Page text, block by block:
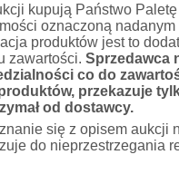
kupują Państwo
oznaczoną nadanym
produktów jest to
zawartości. Sprzedawca
co do
przekazuje
od dostawcy.
się z opisem aukcji
do nieprzestrzegania